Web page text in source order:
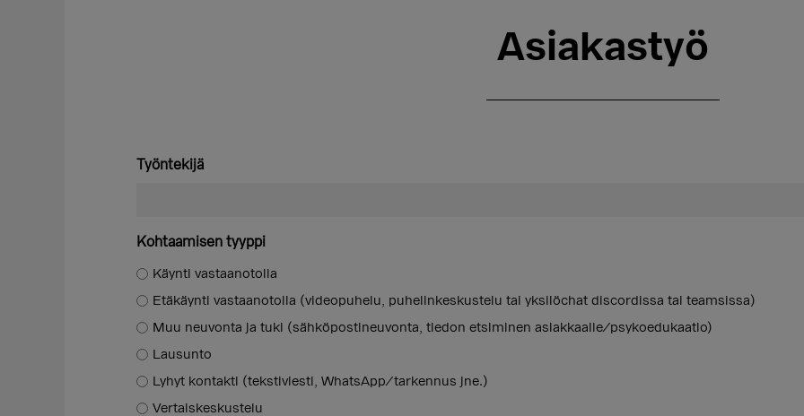
Asiakastyö
Työntekijä
Kohtaamisen tyyppi
Käynti vastaanotolla
Etäkäynti vastaanotolla (videopuhelu, puhelinkeskustelu tai yksilöchat discordissa tai teamsissa)
Muu neuvonta ja tuki (sähköpostineuvonta, tiedon etsiminen asiakkaalle/psykoedukaatio)
Lausunto
Lyhyt kontakti (tekstiviesti, WhatsApp/tarkennus jne.)
Vertaiskeskustelu